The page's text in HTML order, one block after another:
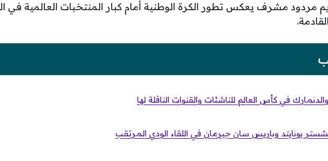
مردود مشرف يعكس تطور الكرة الوطنية أمام كبار المنتخبات العالمية في
في كأس العالم للناشئات والقنوات الناقلة لها
يونايتد وباريس سان جيرمان في اللقاء الودي المرتقب